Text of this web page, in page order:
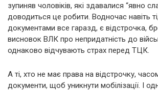
зупиняв чоловіків, які здавалися “явно
доводиться це робити. Водночас навіть
документами все гаразд, є відстрочка,
висновок ВЛК про непридатність до
однаково відчувають страх перед ТЦК.
А ті, хто не має права на відстрочку,
документи, щоб уникнути мобілізації. І